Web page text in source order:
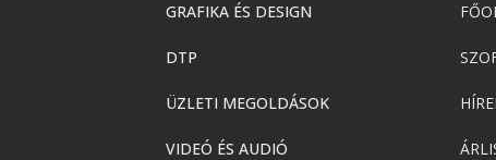
GRAFIKA ÉS DESIGN
DTP
ÜZLETI MEGOLDÁSOK
VIDEÓ ÉS AUDIÓ